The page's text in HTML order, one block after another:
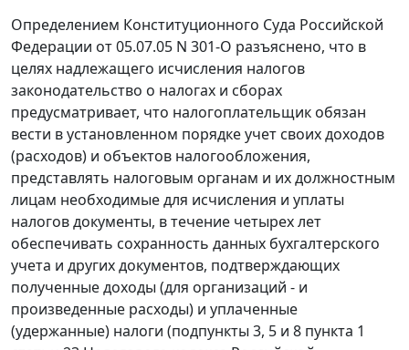
Определением Конституционного Суда Российской
Федерации от 05.07.05 N 301-О разъяснено, что в
целях надлежащего исчисления налогов
законодательство о налогах и сборах
предусматривает, что налогоплательщик обязан
вести в установленном порядке учет своих доходов
(расходов) и объектов налогообложения,
представлять налоговым органам и их должностным
лицам необходимые для исчисления и уплаты
налогов документы, в течение четырех лет
обеспечивать сохранность данных бухгалтерского
учета и других документов, подтверждающих
полученные доходы (для организаций - и
произведенные расходы) и уплаченные
(удержанные) налоги (подпункты 3, 5 и 8 пункта 1